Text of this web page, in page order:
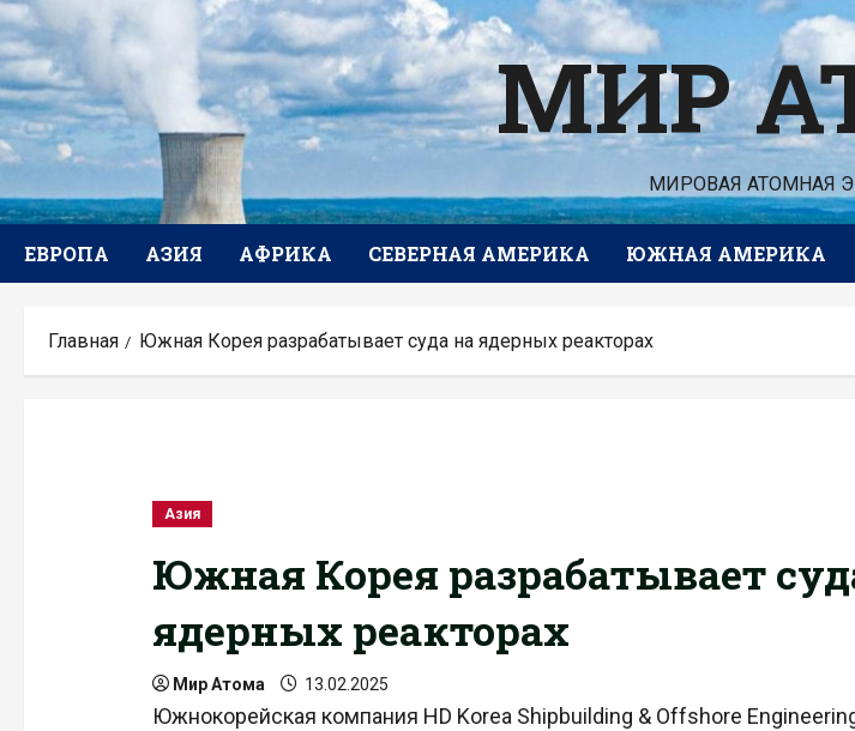
Перейти
к
содержимому
МИР
МИРОВАЯ АТОМНАЯ
ЕВРОПА АЗИЯ АФРИКА СЕВЕРНАЯ АМЕРИКА ЮЖНАЯ АМЕРИКА
Главная Южная Корея разрабатывает суда на ядерных реакторах
Азия
Южная Корея разрабатывает
ядерных реакторах
Мир Атома 13.02.2025
Южнокорейская компания HD Korea Shipbuilding & Offshore